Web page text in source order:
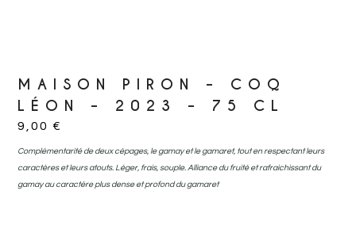
MAISON PIRON – COQ
LÉON – 2023 – 75 CL
9,00€
Complémentarité de deux cépages, le gamay et le gamaret, tout en respectant leurs
caractères et leurs atouts. Léger, frais, souple. Alliance du fruité et rafraichissant du
gamay au caractère plus dense et profond du gamaret